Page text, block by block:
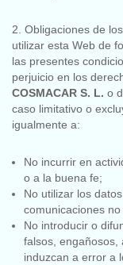
2. Obligaciones de
utilizar esta Web de
las presentes
perjuicio en los
COSMACAR S. L. o
caso limitativo o
igualmente a:
No incurrir en
o a la buena fe;
No utilizar los
comunicaciones
No introducir o
falsos, engañosos,
induzcan a error a